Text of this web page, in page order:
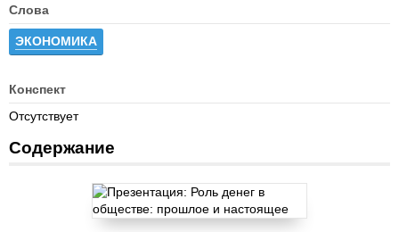
Слова
ЭКОНОМИКА
Конспект
Отсутствует
Содержание